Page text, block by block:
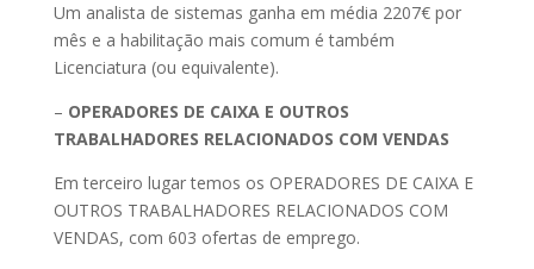
Um analista de sistemas ganha em média 2207€ por
mês e a habilitação mais comum é também
Licenciatura (ou equivalente).
– OPERADORES DE CAIXA E OUTROS
TRABALHADORES RELACIONADOS COM VENDAS
Em terceiro lugar temos os OPERADORES DE CAIXA E
OUTROS TRABALHADORES RELACIONADOS COM
VENDAS, com 603 ofertas de emprego.